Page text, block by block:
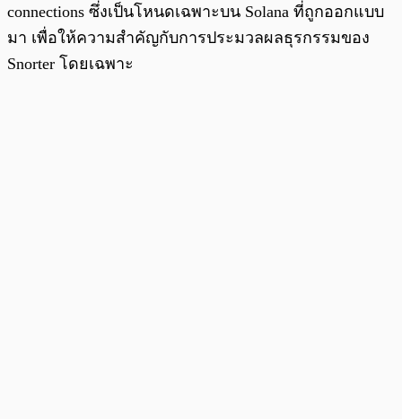
connections ซึ่งเป็นโหนดเฉพาะบน Solana ที่ถูกออกแบบ
มา เพื่อให้ความสำคัญกับการประมวลผลธุรกรรมของ
Snorter โดยเฉพาะ